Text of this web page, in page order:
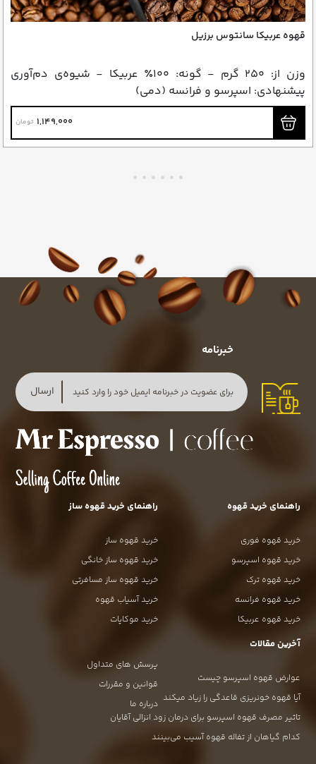
قهوه عربیکا سانتوس برزیل
وزن از: ۲۵۰ گرم - گونه: ۱۰۰٪ عربیکا - شیوه‌ی دم‌آوری
پیشنهادی: اسپرسو و فرانسه (دمی)
1,149,000 تومان
خبرنامه
ارسال
راهنمای خرید قهوه
خرید قهوه فوری
خرید قهوه اسپرسو
خرید قهوه ترک
خرید قهوه فرانسه
خرید قهوه عربیکا
راهنمای خرید قهوه ساز
خرید قهوه ساز
خرید قهوه ساز خانگی
خرید قهوه ساز مسافرتی
خرید آسیاب قهوه
خرید موکاپات
آخرین مقالات
عوارض قهوه اسپرسو چیست
آیا قهوه خونریزی قاعدگی را زیاد میکند
تاثیر مصرف قهوه اسپرسو برای درمان زود انزالی آقایان
کدام گیاهان از تفاله قهوه آسیب می‌بینند
پرسش های متداول
قوانین و مقررات
درباره ما